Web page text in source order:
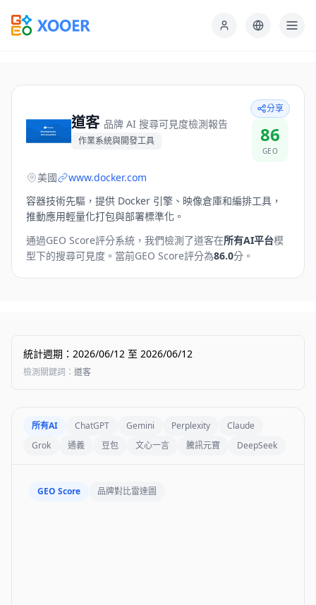
道客 品牌 AI 搜尋可見度檢測報告
作業系統與開發工具
分享
86
GEO
美國
www.docker.com
容器技術先驅，提供 Docker 引擎、映像倉庫和編排工具，
推動應用輕量化打包與部署標準化。
通過GEO Score評分系統，我們檢測了道客在所有AI平台模
型下的搜尋可見度。 當前GEO Score評分為86.0分。
統計週期 ： 2026/06/12 至 2026/06/12
檢測關鍵詞 ： 道客
所有AI ChatGPT Gemini Perplexity
Claude
Grok
通義 豆包 文心一言 騰訊元寶 DeepSeek
GEO Score 品牌對比雷達圖